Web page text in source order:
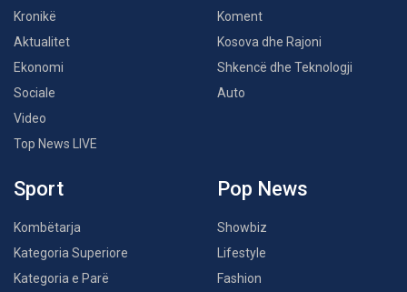
Kronikë
Aktualitet
Ekonomi
Sociale
Video
Top News LIVE
Koment
Kosova dhe Rajoni
Shkencë dhe Teknologji
Auto
Sport
Kombëtarja
Kategoria Superiore
Kategoria e Parë
Pop News
Showbiz
Lifestyle
Fashion